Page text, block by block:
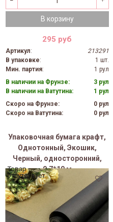
В корзину
295 руб
Артикул:
213291
В упаковке:
1 шт.
Мин. партия:
1 рул
В наличии на Фрунзе:
3 рул
В наличии на Ватутина:
1 рул
Скоро на Фрунзе:
0 рул
Скоро на Ватутина:
0 рул
Упаковочная бумага крафт,
Однотонный, Экошик,
Черный, односторонний,
0,7*10 м
Товар
отсутствует